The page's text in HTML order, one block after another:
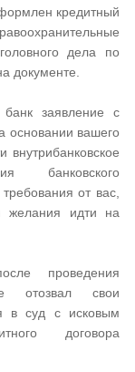
кредитный
дела по
документе.
заявление с
основании вашего
внутрибанковское
банковского
от вас,
желания идти на
проведения
отозвал свои
в суд с исковым
договора